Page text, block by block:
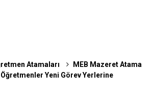
Atamaları
MEB Mazeret Atama
Öğretmenler Yeni Görev Yerlerine